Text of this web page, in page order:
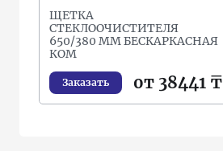
ЩЕТКА
СТЕКЛООЧИСТИТЕЛЯ
650/380 ММ БЕСКАРКАСНАЯ
КОМ
Заказать от 38441 ₸